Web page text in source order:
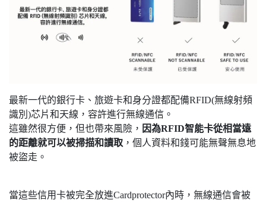
最新一代的銀行卡、旅遊卡和身分證都配備RFID(無線射頻
識別)芯片和天線，容許進行無線通信。
這雖然很方便，但也帶來風險， 因為RFID智能卡從相當遠
的距離就可以被掃描和讀取 ，個人資料和錢可能無聲無息地
被盜走。
當這些信用卡被完全放進Cardprotector內時，無線通信會被